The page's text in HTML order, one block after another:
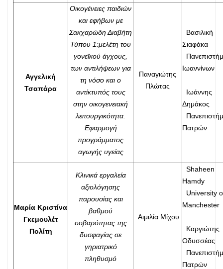
Αγγελική
Τσαπάρα
Οικογένειες παιδιών
και εφήβων με
Σακχαρώδη Διαβήτη
Τύπου 1:μελέτη του
γονεϊκού άγχους,
των αντιλήψεων για
τη νόσο και ο
αντίκτυπός τους
στην οικογενειακή
λειτουργικότητα.
Εφαρμογή
προγράμματος
αγωγής υγείας
Παναγιώτης
Πλώτας
Βασιλική
Σιαφάκα
Ιωαννίνων
Ιωάννης
Δημάκος
Πατρών
Μαρία Κριστίνα
Γκεμουλέτ
Πολίτη
Κλινικά εργαλεία
αξιολόγησης
παρουσίας και
βαθμού
σοβαρότητας της
δυσφαγίας σε
γηριατρικό
πληθυσμό
Αιμιλία Μίχου
Shaheen
Hamdy
University
Manchester
Καργιώτης
Οδυσσέας
Πατρών